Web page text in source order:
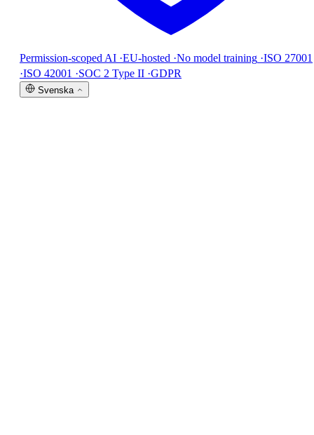
Permission-scoped AI ·EU-hosted ·No model training ·ISO 27001
·ISO 42001 ·SOC 2 Type II ·GDPR
Svenska